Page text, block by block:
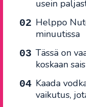
usein
Helppo
minuutissa
Tässä on
koskaan
Kaada
vaikutus,